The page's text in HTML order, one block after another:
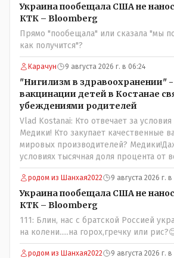
Назарбай волевым Указом РАСПУСТИЛ
состав. Имя - Серикболсын Абдильдин
юывший секретарь ЦК КП Казахстана
депутат Верховного Совета и
партии коммунстов- он в то время и
НЕОДНОКРАТНО, указывал и
Назарбая и предлагал ему самому
поста Президента.
Украина пообещала США не
КТК – Bloomberg
Прямо "пообещала" или сказала "мы
как получится"?
Карачун 9 августа 2026 г. в 06:24
"Нигилизм в здравоохранении" -
вакцинации детей в Костанае
убеждениями родителей
Vlad Kostanai: Кто отвечает за
Медики! Кто закупает качественные
мировых производителей?
условиях тысячная доля процента от
вакцинированных может иметь
прививки. Бумага нужна как защита от
дружащих с школьными курсами
частности биологии и математики.
люди и отказываются и я в том числе
прививал.Лично я вам и тем другим
Добровольные действия
частотности появления в популяции
родом из Шанхая2022 9 августа 2026 г. в
Украина пообещала США не
КТК – Bloomberg
111: Блин, нас с братской Россией
на колени.....на горох,гречку или
родом из Шанхая2022 9 августа 2026 г.